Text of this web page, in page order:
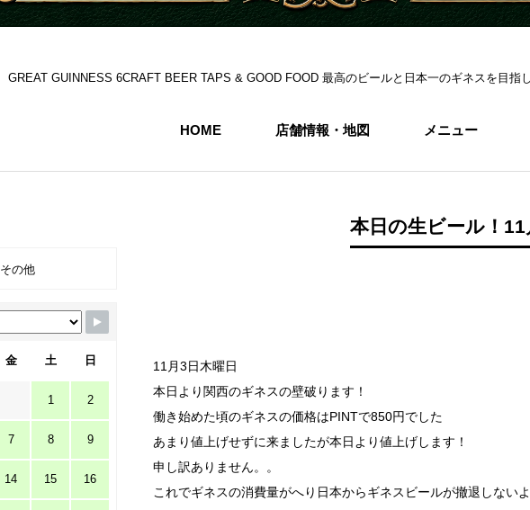
GREAT GUINNESS 6CRAFT BEER TAPS & GOOD FOOD 最高のビールと日本一のギネスを目指
HOME 店舗情報・地図 メニュー
本日の生ビール！11
11月3日木曜日
本日より関西のギネスの壁破ります！
働き始めた頃のギネスの価格はPINTで850円でした
あまり値上げせずに来ましたが本日より値上げします！
申し訳ありません。。
これでギネスの消費量がへり日本からギネスビールが撤退しない
その他
金 土 日
1 2
7 8 9
14 15 16